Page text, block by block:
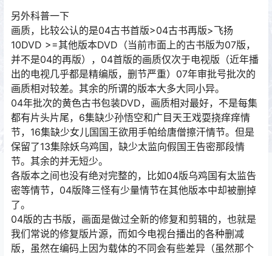
另外科普一下
画质，比较公认的是04古书首版>04古书再版>飞扬
10DVD >=其他版本DVD（当前市面上的古书版为07版，
并不是04的再版），04首版的画质仅次于电视版（近年播
出的电视几乎都是精编版，删节严重）07年审批号批次的
画质相对较差。其余的所谓的版本大多大同小异。
04年批次的黄色古书包装DVD，画质相对最好，不是每集
都有片头片尾，6集缺少孙悟空和广目天王戏耍挠痒痒情
节，16集缺少女儿国国王欲用手帕给唐僧擦汗情节。但是
保留了13集除妖乌鸡国，缺少太监向假国王告密那段情
节。其余的并无短少。
各版本之间也没有绝对完整的，比如04版乌鸡国有太监告
密等情节，04版降三怪有少量情节在其他版本中却被删掉
了。
04版的古书版，画面是做过全新的修复和剪辑的，也就是
我们常说的修复版片源，而如今电视台播出的各种删减
版，虽然在编码上因为载体的不同会有些差异（虽然那个